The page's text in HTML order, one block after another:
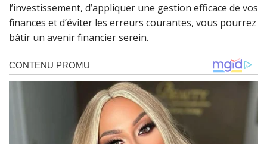
l’investissement, d’appliquer une gestion efficace de vos
finances et d’éviter les erreurs courantes, vous pourrez
bâtir un avenir financier serein.